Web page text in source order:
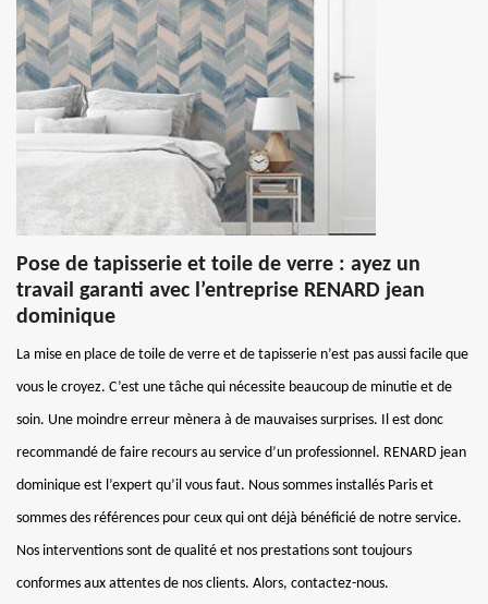
Pose de tapisserie et toile de verre : ayez un
travail garanti avec l’entreprise RENARD jean
dominique
La mise en place de toile de verre et de tapisserie n’est pas aussi facile que
vous le croyez. C’est une tâche qui nécessite beaucoup de minutie et de
soin. Une moindre erreur mènera à de mauvaises surprises. Il est donc
recommandé de faire recours au service d’un professionnel. RENARD jean
dominique est l’expert qu’il vous faut. Nous sommes installés Paris et
sommes des références pour ceux qui ont déjà bénéficié de notre service.
Nos interventions sont de qualité et nos prestations sont toujours
conformes aux attentes de nos clients. Alors, contactez-nous.